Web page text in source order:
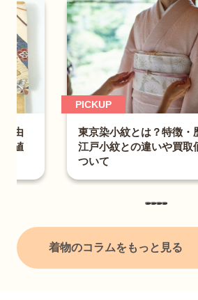
由
価値
PICKUP
東京染小紋とは？特徴・
江戸小紋との違いや買取
ついて
着物のコラムをもっと見る